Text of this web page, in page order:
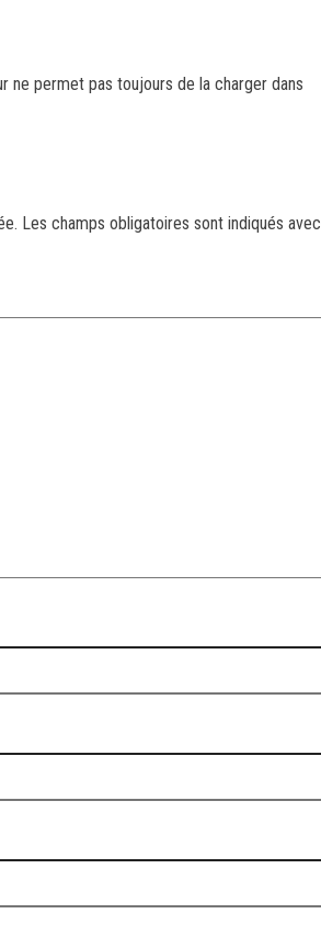
ne permet pas toujours de la charger dans
Les champs obligatoires sont indiqués avec